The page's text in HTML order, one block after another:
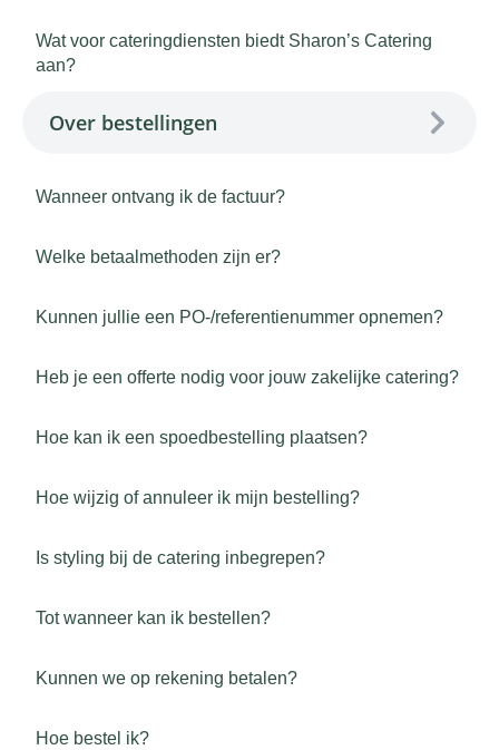
Wat voor cateringdiensten biedt Sharon’s Catering
aan?
Over bestellingen
Wanneer ontvang ik de factuur?
Welke betaalmethoden zijn er?
Kunnen jullie een PO-/referentienummer opnemen?
Heb je een offerte nodig voor jouw zakelijke catering?
Hoe kan ik een spoedbestelling plaatsen?
Hoe wijzig of annuleer ik mijn bestelling?
Is styling bij de catering inbegrepen?
Tot wanneer kan ik bestellen?
Kunnen we op rekening betalen?
Hoe bestel ik?